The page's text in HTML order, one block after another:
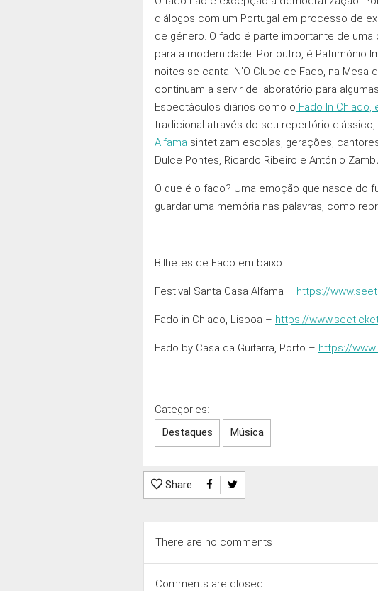
diálogos com um Portugal em processo de
de género. O fado é parte importante de
para a modernidade. Por outro, é Património
noites se canta. N’O Clube de Fado, na
continuam a servir de laboratório para
Espectáculos diários como o Fado In Chiado,
tradicional através do seu repertório
Alfama sintetizam escolas, gerações,
Dulce Pontes, Ricardo Ribeiro e António
O que é o fado? Uma emoção que nasce do
guardar uma memória nas palavras, como
Bilhetes de Fado em baixo:
Festival Santa Casa Alfama – https://
Fado in Chiado, Lisboa – https://
Fado by Casa da Guitarra, Porto – https://
Categories:
Destaques
Música
Share
There are no comments
Comments are closed.